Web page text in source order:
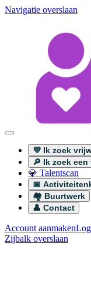
Navigatie overslaan
💜 Ik zoek
🔎 Ik zoek
💎 Talentscan
📅
🏘️ Buurtwerk
👤 Contact
Account aanmaken
Zijbalk overslaan